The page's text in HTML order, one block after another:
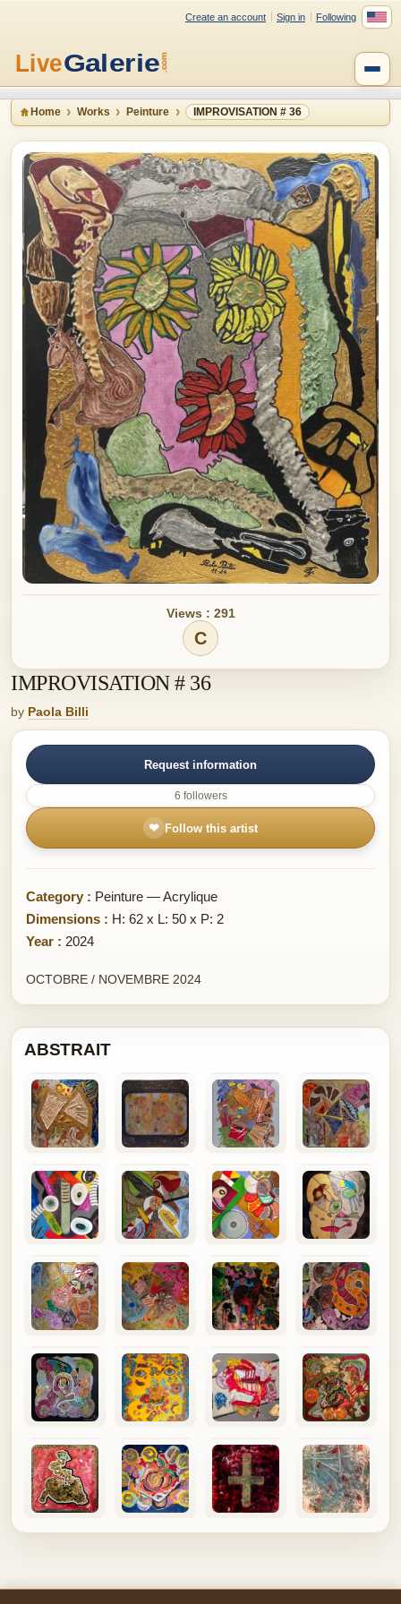
Create an account Sign in Following
Home Works Peinture IMPROVISATION # 36
Views : 291
C
IMPROVISATION # 36
by Paola Billi
Request information
6 followers
❤ Follow this artist
Category : Peinture — Acrylique
Dimensions : H: 62 x L: 50 x P: 2
Year : 2024
OCTOBRE / NOVEMBRE 2024
ABSTRAIT